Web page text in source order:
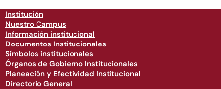
Institución
Nuestro Campus
Información institucional
Documentos Institucionales
Símbolos institucionales
Órganos de Gobierno Institucionales
Planeación y Efectividad Institucional
Directorio General